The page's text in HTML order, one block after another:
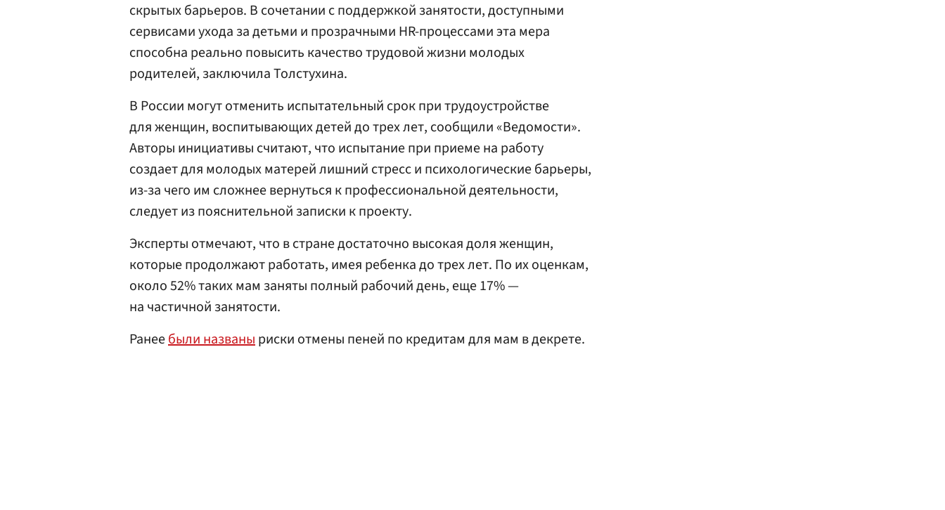
скрытых барьеров. В сочетании с поддержкой занятости, доступными
сервисами ухода за детьми и прозрачными HR-процессами эта мера
способна реально повысить качество трудовой жизни молодых
родителей, заключила Толстухина.
В России могут отменить испытательный срок при трудоустройстве
для женщин, воспитывающих детей до трех лет, сообщили «Ведомости».
Авторы инициативы считают, что испытание при приеме на работу
создает для молодых матерей лишний стресс и психологические барьеры,
из-за чего им сложнее вернуться к профессиональной деятельности,
следует из пояснительной записки к проекту.
Эксперты отмечают, что в стране достаточно высокая доля женщин,
которые продолжают работать, имея ребенка до трех лет. По их оценкам,
около 52% таких мам заняты полный рабочий день, еще 17% —
на частичной занятости.
Ранеебыли названыриски отмены пеней по кредитам для мам в декрете.